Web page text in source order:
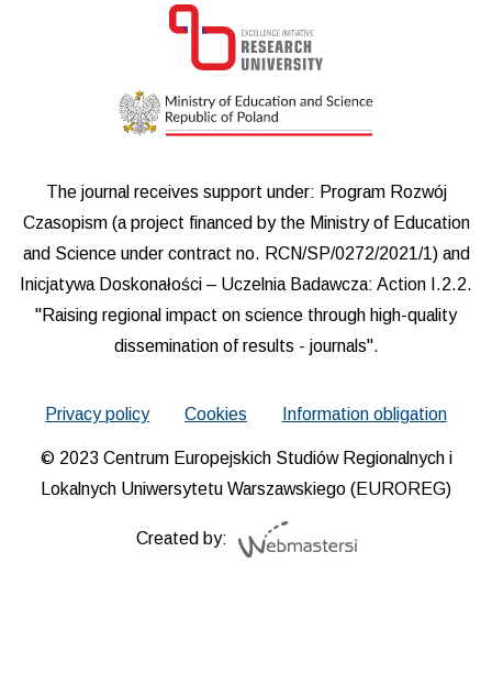
The journal receives support under: Program Rozwój
Czasopism (a project financed by the Ministry of Education
and Science under contract no. RCN/SP/0272/2021/1) and
Inicjatywa Doskonałości – Uczelnia Badawcza: Action I.2.2.
"Raising regional impact on science through high-quality
dissemination of results - journals".
Privacy policy Cookies Information obligation
© 2023 Centrum Europejskich Studiów Regionalnych i
Lokalnych Uniwersytetu Warszawskiego (EUROREG)
Created by: